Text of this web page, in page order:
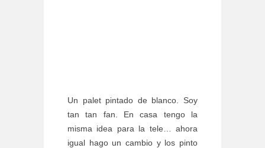
Un palet pintado de blanco. Soy
tan tan fan. En casa tengo la
misma idea para la tele… ahora
igual hago un cambio y los pinto